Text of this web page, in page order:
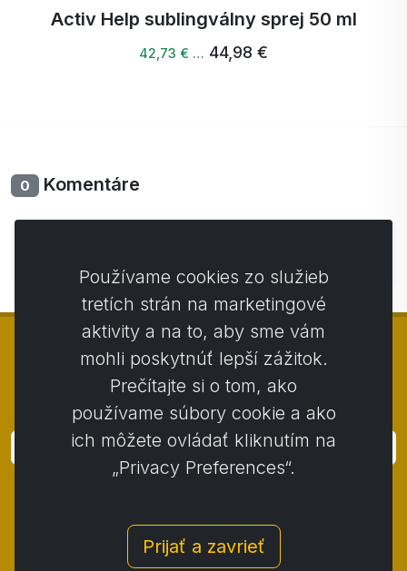
Activ Help sublingválny sprej 50 ml
42,73 € … 44,98 €
0 Komentáre
© Copyright 2014 - 2026 Activstar
Prihlásiť
Kontakt / Obchodné podmienky
Ochrana osobných údajov / Reklamačný poriadok
Používame cookies zo služieb
tretích strán na marketingové
aktivity a na to, aby sme vám
mohli poskytnúť lepší zážitok.
Prečítajte si o tom, ako
používame súbory cookie a ako
ich môžete ovládať kliknutím na
„Privacy Preferences“.
Prijať a zavrieť